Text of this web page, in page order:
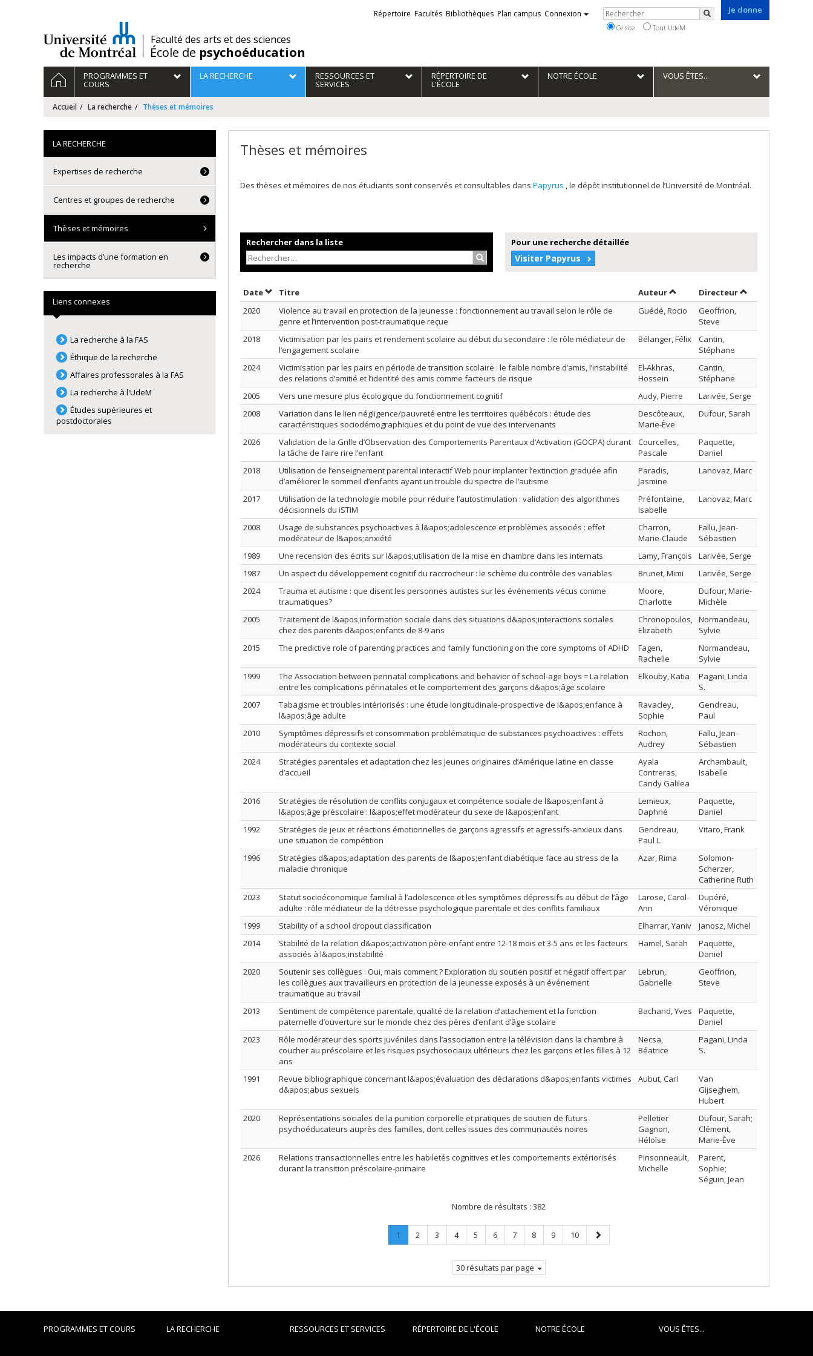
/Faculté des arts et des sciences
École de psychoéducation
Je donne
Liens
externes
Répertoire Facultés Bibliothèques Plan campus Connexion Rechercher
Rechercher
Ce site Tout UdeM
Navigation
principale
ACCUEILPROGRAMMES ET
COURS
LA RECHERCHE RESSOURCES ET
SERVICES
RÉPERTOIRE DE
L'ÉCOLE
NOTRE ÉCOLE VOUS ÊTES...
Accueil La recherche Thèses et mémoires
Thèses et mémoires
Des thèses et mémoires de nos étudiants sont conservés et consultables dans Papyrus , le dépôt institutionnel de l’Université de Montréal.
Rechercher dans la liste
Rechercher…
Pour une recherche détaillée
Visiter Papyrus
DateTrier par date en ordre décroissant
Titre AuteurTrier par auteur en ordre
Directeurpar contributeur
2020
Violence au travail en protection de la jeunesse : fonctionnement au travail selon le rôle de
genre et l’intervention post-traumatique reçue
Guédé, Rocio
Geoffrion,
Steve
2018
Victimisation par les pairs et rendement scolaire au début du secondaire : le rôle médiateur de
l’engagement scolaire
Bélanger, Félix
Cantin,
Stéphane
2024
Victimisation par les pairs en période de transition scolaire : le faible nombre d’amis, l’instabilité
des relations d’amitié et l’identité des amis comme facteurs de risque
El-Akhras,
Hossein
Cantin,
Stéphane
2005
Vers une mesure plus écologique du fonctionnement cognitif Audy, Pierre
Larivée, Serge
2008
Variation dans le lien négligence/pauvreté entre les territoires québécois : étude des
caractéristiques sociodémographiques et du point de vue des intervenants
Descôteaux,
Marie-Ève
Dufour, Sarah
2026
Validation de la Grille d’Observation des Comportements Parentaux d’Activation (GOCPA) durant
la tâche de faire rire l’enfant
Courcelles,
Pascale
Paquette,
Daniel
2018
Utilisation de l’enseignement parental interactif Web pour implanter l’extinction graduée afin
d’améliorer le sommeil d’enfants ayant un trouble du spectre de l’autisme
Paradis,
Jasmine
Lanovaz, Marc
2017
Utilisation de la technologie mobile pour réduire l’autostimulation : validation des algorithmes
décisionnels du iSTIM
Préfontaine,
Isabelle
Lanovaz, Marc
2008
Usage de substances psychoactives à l&apos;adolescence et problèmes associés : effet
modérateur de l&apos;anxiété
Charron,
Marie-Claude
Fallu, Jean-
Sébastien
1989
Une recension des écrits sur l&apos;utilisation de la mise en chambre dans les internats Lamy, François
Larivée, Serge
1987
Un aspect du développement cognitif du raccrocheur : le schème du contrôle des variables Brunet, Mimi
Larivée, Serge
2024
Trauma et autisme : que disent les personnes autistes sur les événements vécus comme
traumatiques?
Moore,
Charlotte
Dufour, Marie-
Michèle
2005
Traitement de l&apos;information sociale dans des situations d&apos;interactions sociales
chez des parents d&apos;enfants de 8-9 ans
Chronopoulos,
Elizabeth
Normandeau,
Sylvie
2015
The predictive role of parenting practices and family functioning on the core symptoms of ADHD
Fagen,
Rachelle
Normandeau,
Sylvie
1999
The Association between perinatal complications and behavior of school-age boys = La relation
entre les complications périnatales et le comportement des garçons d&apos;âge scolaire
Elkouby, Katia
Pagani, Linda
S.
2007
Tabagisme et troubles intériorisés : une étude longitudinale-prospective de l&apos;enfance à
l&apos;âge adulte
Ravacley,
Sophie
Gendreau,
Paul
2010
Symptômes dépressifs et consommation problématique de substances psychoactives : effets
modérateurs du contexte social
Rochon,
Audrey
Fallu, Jean-
Sébastien
2024
Stratégies parentales et adaptation chez les jeunes originaires d’Amérique latine en classe
d’accueil
Ayala
Contreras,
Candy Galilea
Archambault,
Isabelle
2016
Stratégies de résolution de conflits conjugaux et compétence sociale de l&apos;enfant à
l&apos;âge préscolaire : l&apos;effet modérateur du sexe de l&apos;enfant
Lemieux,
Daphné
Paquette,
Daniel
1992
Stratégies de jeux et réactions émotionnelles de garçons agressifs et agressifs-anxieux dans
une situation de compétition
Gendreau,
Paul L.
Vitaro, Frank
1996
Stratégies d&apos;adaptation des parents de l&apos;enfant diabétique face au stress de la
maladie chronique
Azar, Rima
Solomon-
Scherzer,
Catherine Ruth
2023
Statut socioéconomique familial à l’adolescence et les symptômes dépressifs au début de l’âge
adulte : rôle médiateur de la détresse psychologique parentale et des conflits familiaux
Larose, Carol-
Ann
Dupéré,
Véronique
1999
Stability of a school dropout classification Elharrar, Yaniv
Janosz, Michel
2014
Stabilité de la relation d&apos;activation père-enfant entre 12-18 mois et 3-5 ans et les facteurs
associés à l&apos;instabilité
Hamel, Sarah
Paquette,
Daniel
2020
Soutenir ses collègues : Oui, mais comment ? Exploration du soutien positif et négatif offert par
les collègues aux travailleurs en protection de la jeunesse exposés à un événement
traumatique au travail
Lebrun,
Gabrielle
Geoffrion,
Steve
2013
Sentiment de compétence parentale, qualité de la relation d’attachement et la fonction
paternelle d’ouverture sur le monde chez des pères d’enfant d’âge scolaire
Bachand, Yves
Paquette,
Daniel
2023
Rôle modérateur des sports juvéniles dans l’association entre la télévision dans la chambre à
coucher au préscolaire et les risques psychosociaux ultérieurs chez les garçons et les filles à 12
ans
Necsa,
Béatrice
Pagani, Linda
S.
1991
Revue bibliographique concernant l&apos;évaluation des déclarations d&apos;enfants victimes
d&apos;abus sexuels
Aubut, Carl
Van
Gijseghem,
Hubert
2020
Représentations sociales de la punition corporelle et pratiques de soutien de futurs
psychoéducateurs auprès des familles, dont celles issues des communautés noires
Pelletier
Gagnon,
Héloïse
Dufour, Sarah;
Clément,
Marie-Ève
2026
Relations transactionnelles entre les habiletés cognitives et les comportements extériorisés
durant la transition préscolaire-primaire
Pinsonneault,
Michelle
Parent,
Sophie;
Séguin, Jean
Nombre de résultats : 382
Page
1
Page
Page
2 Page
3 Page
4 Page
5 Page
6 Page
7 Page
8 Page
9 Page
10
Page
suivante
30 résultats par page
LA RECHERCHE
Expertises de recherche
Centres et groupes de recherche
Thèses et mémoires
Les impacts d’une formation en
recherche
Liens connexes
La recherche à la FAS
Éthique de la recherche
Affaires professorales à la FAS
La recherche à l'UdeM
Études supérieures et
postdoctorales
PROGRAMMES ET COURS LA RECHERCHE RESSOURCES ET SERVICES RÉPERTOIRE DE L'ÉCOLE NOTRE ÉCOLE VOUS ÊTES...